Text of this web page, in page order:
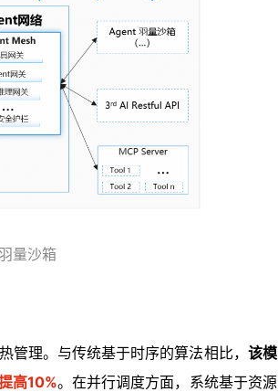
量沙箱
理。与传统基于时序的算法相比， 该模
高10%。在并行调度方面，系统基于资源